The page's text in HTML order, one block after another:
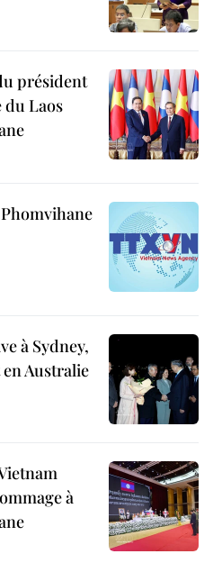
président
du Laos
à Sydney,
en Australie
à